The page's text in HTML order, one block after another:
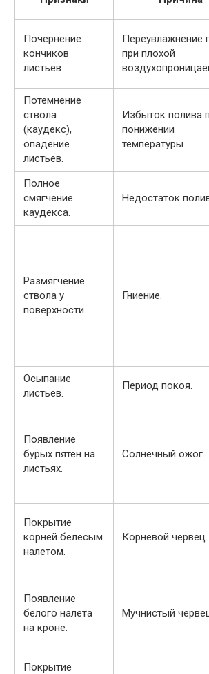
Почернение
кончиков
листьев.
Переувлажнение
при плохой
Потемнение
ствола
(каудекс),
опадение
листьев.
Избыток полива
понижении
температуры.
Полное
смягчение
каудекса.
Недостаток
Размягчение
ствола у
поверхности.
Гниение.
Осыпание
листьев.
Период покоя.
Появление
бурых пятен на
листьях.
Солнечный ожог.
Покрытие
корней белесым
налетом.
Корневой червец.
Появление
белого налета
на кроне.
Мучнистый
Покрытие